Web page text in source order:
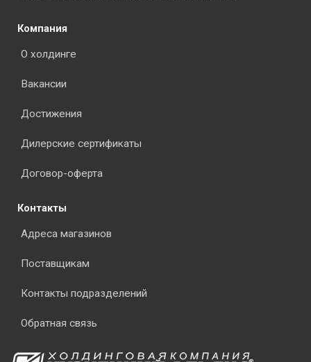
Компания
О холдинге
Вакансии
Достижения
Дилерские сертификаты
Договор-оферта
Контакты
Адреса магазинов
Поставщикам
Контакты подразделений
Обратная связь